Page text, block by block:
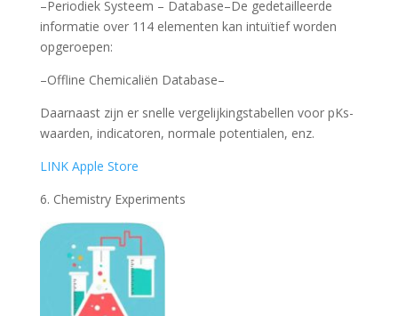
–Periodiek Systeem – Database–De gedetailleerde
informatie over 114 elementen kan intuïtief worden
opgeroepen:
–Offline Chemicaliën Database–
Daarnaast zijn er snelle vergelijkingstabellen voor pKs-
waarden, indicatoren, normale potentialen, enz.
LINK Apple Store
6. Chemistry Experiments